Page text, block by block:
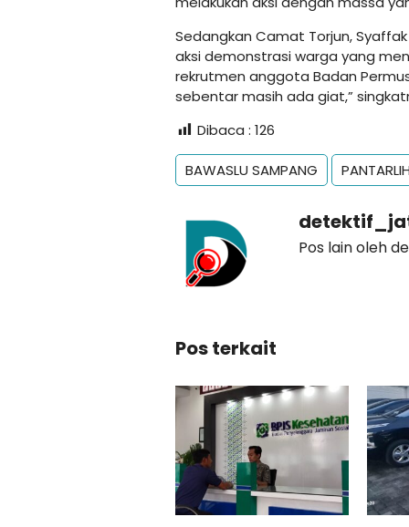
Sedangkan Camat Torjun,
aksi demonstrasi warga yang
rekrutmen anggota Badan
sebentar masih ada giat,”
Dibaca : 126
BAWASLU SAMPANG
Pos lain oleh
Pos terkait